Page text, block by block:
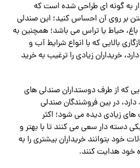
به گونه ای طراحی شده است که
بر روی آن احساس کنید؛ این صندلی
باغ، حیاط یا تراس می باشد؛ همچنین به
بالایی که با انواع شرایط آب و
خریداران زیادی را ترغیب به خرید
که از طرف دوستداران صندلی های
در بین فروشندگان صندلی
های زیادی دیده می شود؛ اکثر
دسته دار سعی می کنند تا با بهتر و
خود بتوانند خریداران بیشتری را به
هدایت کنند.